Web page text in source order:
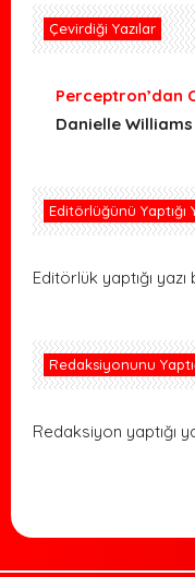
Çevirdiği Yazılar
Perceptron’dan
Danielle Williams
Editörlüğünü Yaptığı
Editörlük yaptığı yazı
Redaksiyonunu
Redaksiyon yaptığı